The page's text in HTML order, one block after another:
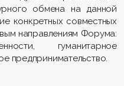
обмена на данной
конкретных совместных
направлениям Форума:
гуманитарное
предпринимательство.